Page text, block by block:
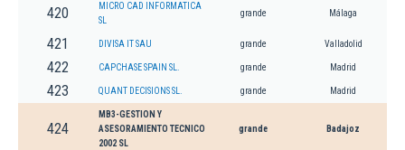
420
MICRO CAD INFORMATICA
SL
grande Málaga
421 DIVISA IT SAU grande Valladolid
422 CAPCHASE SPAIN SL. grande Madrid
423 QUANT DECISIONS SL. grande Madrid
424
MB3-GESTION Y
ASESORAMIENTO TECNICO
2002 SL
grande Badajoz